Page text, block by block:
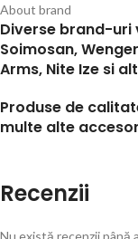
About brand
Diverse brand-
Soimosan,
Arms, Nite Ize si
Produse de
multe alte
Recenzii
Nu există recenzii până